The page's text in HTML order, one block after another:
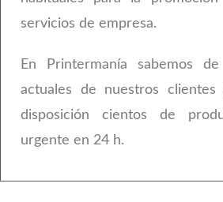
servicios de empresa.
En Printermanía sabemos
actuales de nuestros
disposición cientos de
urgente en 24 h.